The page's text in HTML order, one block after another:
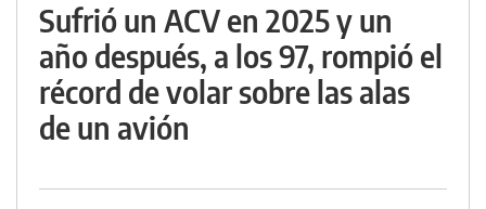
Sufrió un ACV en 2025 y un
año después, a los 97, rompió el
récord de volar sobre las alas
de un avión